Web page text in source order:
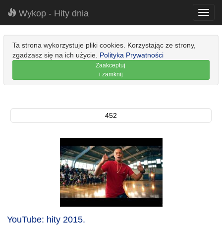
Wykop - Hity dnia
Ta strona wykorzystuje pliki cookies. Korzystając ze strony,
zgadzasz się na ich użycie. Polityka Prywatności
Zaakceptuj
i zamknij
452
YouTube: hity 2015.